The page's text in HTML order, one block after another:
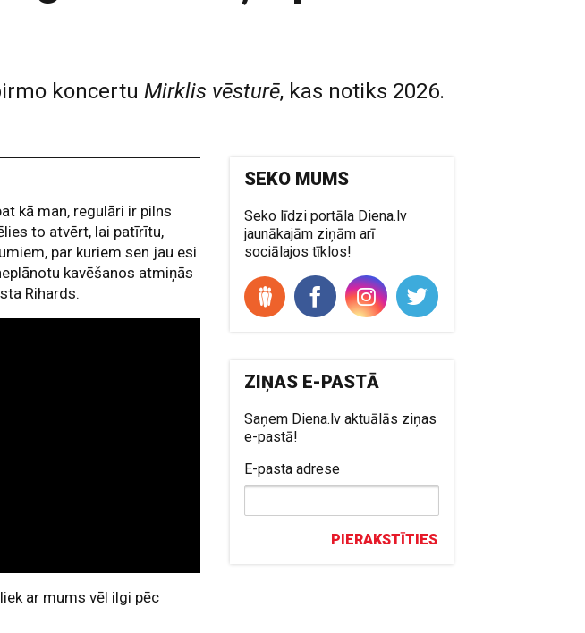
koncertu Mirklis vēsturē, kas notiks 2026.
kā man, regulāri ir pilns
to atvērt, lai patīrītu,
par kuriem sen jau esi
kavēšanos atmiņās
Rihards.
ar mums vēl ilgi pēc
SEKO MUMS
Seko līdzi portāla Diena.lv
jaunākajām ziņām arī
sociālajos tīklos!
ZIŅAS E-PASTĀ
Saņem Diena.lv aktuālās ziņas
e-pastā!
E-pasta adrese
PIERAKSTĪTIES